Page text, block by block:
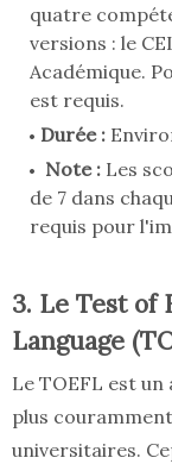
quatre
versions : le
Académique.
est requis.
Durée :
Note : Les
de 7 dans
requis pour
3. Le Test of
Language
Le TOEFL est
plus
universitaires.